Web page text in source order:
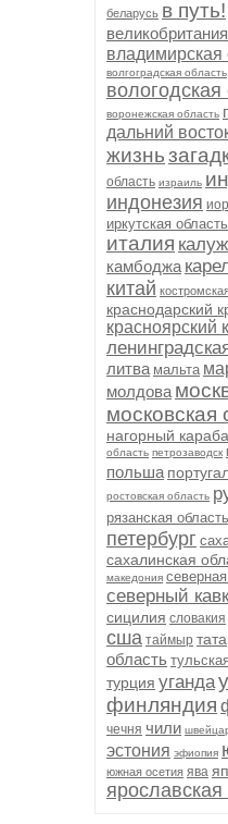
беларусь в путь!
великобритания
владимирская
волгоградская область
вологодская
воронежская область
дальний
жизнь
область израиль
индонезия
иркутская область
италия
камбоджа
китай
краснодарский
красноярский
литва мальта
молдова
московская
нагорный
область петрозаводск
польша
ростовская область
рязанская область
петербург
сахалинская
македония
северный
сицилия словакия
сша таймыр
область
турция уганда
финляндия
чечня чили
эстония эфиопия
южная осетия ява
ярославская